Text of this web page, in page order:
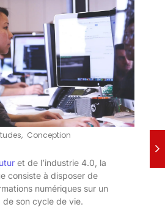
, Conception
et de l’industrie 4.0, la
consiste à disposer de
numériques sur un
son cycle de vie.